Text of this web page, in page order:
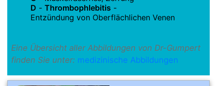
D - Thrombophlebitis -
Entzündung von Oberflächlichen Venen
Eine Übersicht aller Abbildungen von Dr-Gumpert
finden Sie unter: medizinische Abbildungen